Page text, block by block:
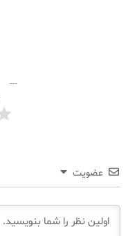
عضویت